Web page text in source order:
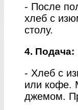
- После
хлеб с
столу.
4. Подача:
- Хлеб с
или кофе.
джемом.